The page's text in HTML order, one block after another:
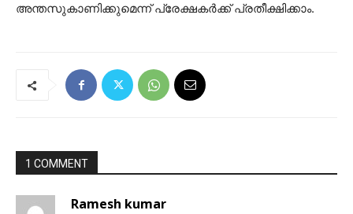
അന്തസുകാണിക്കുമെന്ന് പ്രേക്ഷകര്‍ക്ക് പ്രതീക്ഷിക്കാം.
1 COMMENT
Ramesh kumar